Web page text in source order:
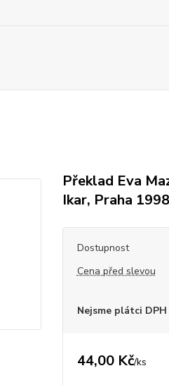
Překlad Eva
Ikar, Praha
Dostupnost
Cena před slevou
Nejsme plátci DPH
44,00 Kč/ks